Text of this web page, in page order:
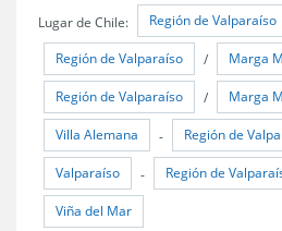
Lugar de Chile: Región de Valparaíso
Región de Valparaíso / Marga
Región de Valparaíso / Marga
Villa Alemana - Región de
Valparaíso - Región de
Viña del Mar